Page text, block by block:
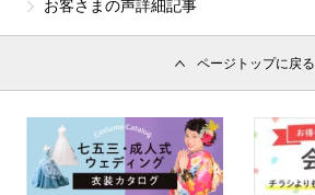
お客さまの声詳細記事
ページトップに戻る